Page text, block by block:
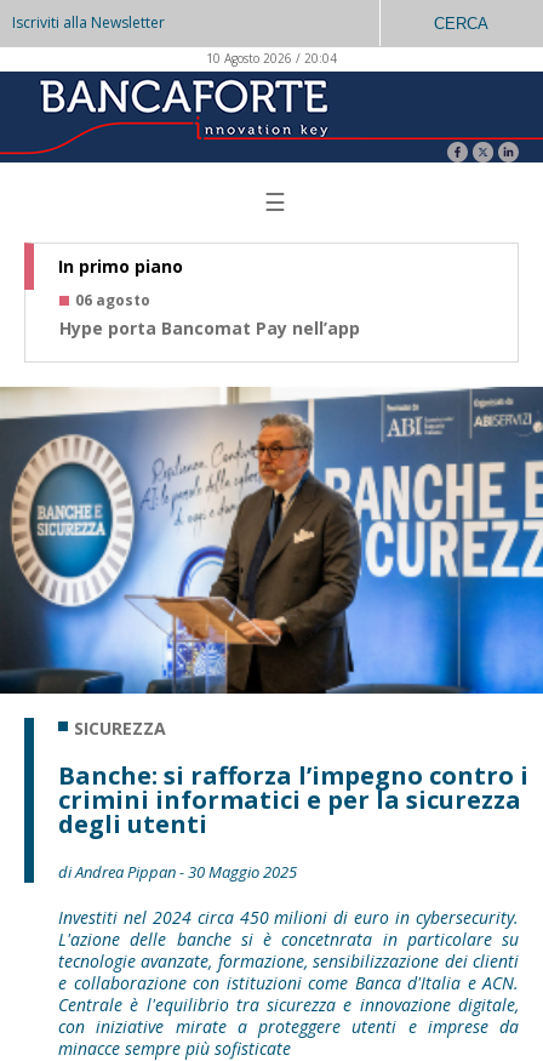
Iscriviti alla Newsletter CERCA
10 Agosto 2026 / 20:04
☰
In primo piano
06 agosto
Hype porta Bancomat Pay nell’app
SICUREZZA
Banche: si rafforza l’impegno contro i
crimini informatici e per la sicurezza
degli utenti
di Andrea Pippan - 30 Maggio 2025
Investiti nel 2024 circa 450 milioni di euro in cybersecurity.
L'azione delle banche si è concetnrata in particolare su
tecnologie avanzate, formazione, sensibilizzazione dei clienti
e collaborazione con istituzioni come Banca d'Italia e ACN.
Centrale è l'equilibrio tra sicurezza e innovazione digitale,
con iniziative mirate a proteggere utenti e imprese da
minacce sempre più sofisticate